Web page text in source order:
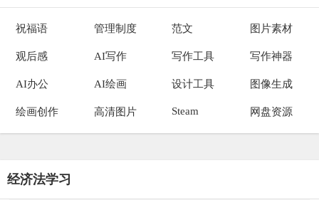
祝福语 管理制度 范文 图片素材
观后感 AI写作 写作工具 写作神器
AI办公 AI绘画 设计工具 图像生成
绘画创作 高清图片 Steam 网盘资源
经济法学习